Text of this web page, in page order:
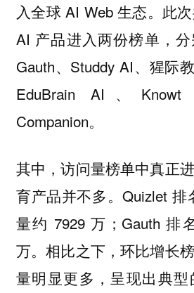
入全球 AI Web 生态。此
AI 产品进入两份榜单，分
Gauth、Studdy AI、猩际
EduBrain AI、
Companion。
其中，访问量榜单中真正
育产品并不多。Quizlet 排
量约 7929 万；Gauth 排
万。相比之下，环比增长
量明显更多，呈现出典